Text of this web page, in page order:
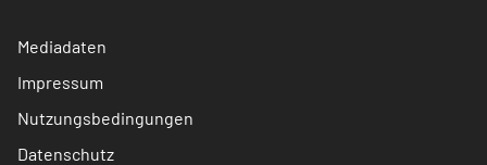
Mediadaten
Impressum
Nutzungsbedingungen
Datenschutz